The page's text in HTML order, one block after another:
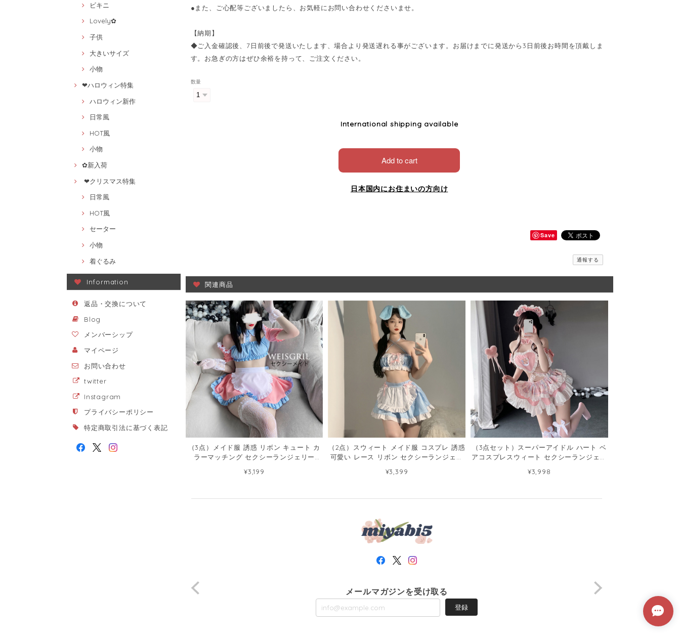
ビキニ
Lovely✿
子供
大きいサイズ
小物
❤ハロウィン特集
ハロウィン新作
日常風
HOT風
小物
✿新入荷
❤クリスマス特集
日常風
HOT風
セーター
小物
着ぐるみ
Information
返品・交換について
Blog
メンバーシップ
マイページ
お問い合わせ
twitter
Instagram
プライバシーポリシー
特定商取引法に基づく表記
●また、ご心配等ございましたら、お気軽にお問い合わせくださいませ。
【納期】
◆ご入金確認後、7日前後で発送いたします、場合より発送遅れる事がございます。お届けまでに発送から3日前後お時間を頂戴しま
す。お急ぎの方はぜひ余裕を持って、ご注文ください。
数量
International shipping available
Add to cart
日本国内にお住まいの方向け
Save
通報する
関連商品
（3点）メイド服 誘惑 リボン キュート カ
ラーマッチング セクシーランジェリー
¥3,199
（2点）スウィート メイド服 コスプレ 誘惑
可愛い レース リボン セクシーランジェリ
¥3,399
（3点セット）スーパーアイドル ハート ベ
アコスプレスウィート セクシーランジェリ
¥3,998
メールマガジンを受け取る
登録